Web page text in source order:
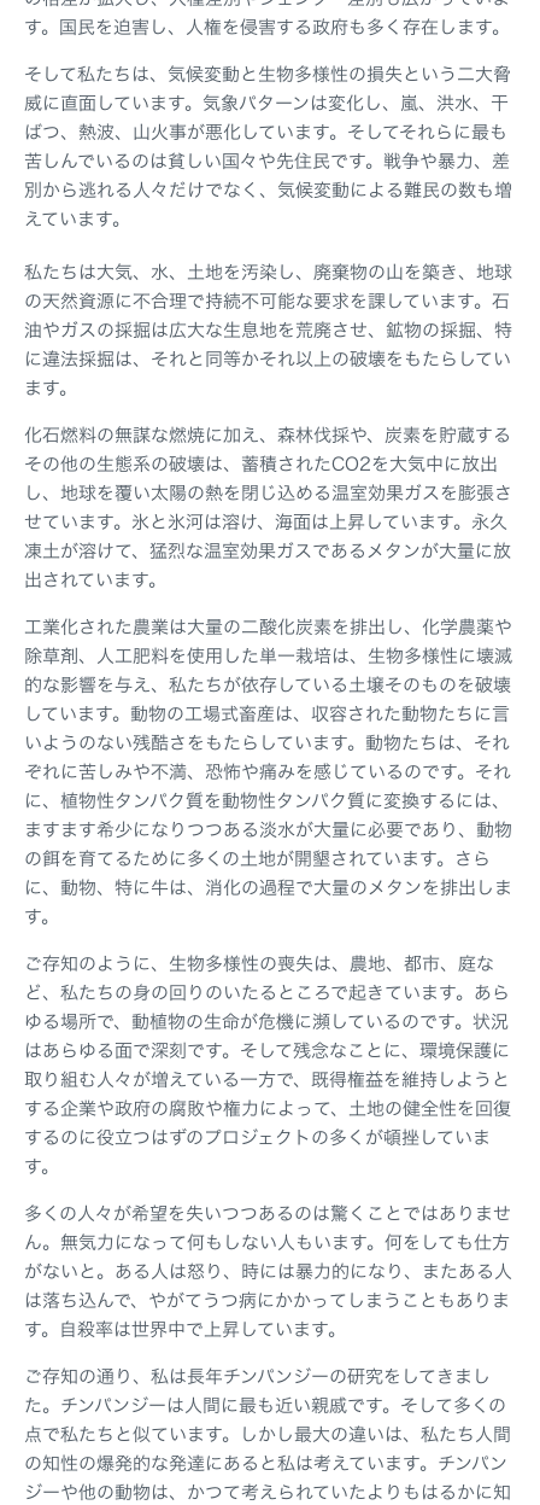
す。国民を迫害し、人権を侵害する政府も多く存在します。
そして私たちは、気候変動と生物多様性の損失という二大脅
威に直面しています。気象パターンは変化し、嵐、洪水、干
ばつ、熱波、山火事が悪化しています。そしてそれらに最も
苦しんでいるのは貧しい国々や先住民です。戦争や暴力、差
別から逃れる人々だけでなく、気候変動による難民の数も増
えています。
私たちは大気、水、土地を汚染し、廃棄物の山を築き、地球
の天然資源に不合理で持続不可能な要求を課しています。石
油やガスの採掘は広大な生息地を荒廃させ、鉱物の採掘、特
に違法採掘は、それと同等かそれ以上の破壊をもたらしてい
ます。
化石燃料の無謀な燃焼に加え、森林伐採や、炭素を貯蔵する
その他の生態系の破壊は、蓄積されたCO2を大気中に放出
し、地球を覆い太陽の熱を閉じ込める温室効果ガスを膨張さ
せています。氷と氷河は溶け、海面は上昇しています。永久
凍土が溶けて、猛烈な温室効果ガスであるメタンが大量に放
出されています。
工業化された農業は大量の二酸化炭素を排出し、化学農薬や
除草剤、人工肥料を使用した単一栽培は、生物多様性に壊滅
的な影響を与え、私たちが依存している土壌そのものを破壊
しています。動物の工場式畜産は、収容された動物たちに言
いようのない残酷さをもたらしています。動物たちは、それ
ぞれに苦しみや不満、恐怖や痛みを感じているのです。それ
に、植物性タンパク質を動物性タンパク質に変換するには、
ますます希少になりつつある淡水が大量に必要であり、動物
の餌を育てるために多くの土地が開墾されています。さら
に、動物、特に牛は、消化の過程で大量のメタンを排出しま
す。
ご存知のように、生物多様性の喪失は、農地、都市、庭な
ど、私たちの身の回りのいたるところで起きています。あら
ゆる場所で、動植物の生命が危機に瀕しているのです。状況
はあらゆる面で深刻です。そして残念なことに、環境保護に
取り組む人々が増えている一方で、既得権益を維持しようと
する企業や政府の腐敗や権力によって、土地の健全性を回復
するのに役立つはずのプロジェクトの多くが頓挫していま
す。
多くの人々が希望を失いつつあるのは驚くことではありませ
ん。無気力になって何もしない人もいます。何をしても仕方
がないと。ある人は怒り、時には暴力的になり、またある人
は落ち込んで、やがてうつ病にかかってしまうこともありま
す。自殺率は世界中で上昇しています。
ご存知の通り、私は長年チンパンジーの研究をしてきまし
た。チンパンジーは人間に最も近い親戚です。そして多くの
点で私たちと似ています。しかし最大の違いは、私たち人間
の知性の爆発的な発達にあると私は考えています。チンパン
ジーや他の動物は、かつて考えられていたよりもはるかに知